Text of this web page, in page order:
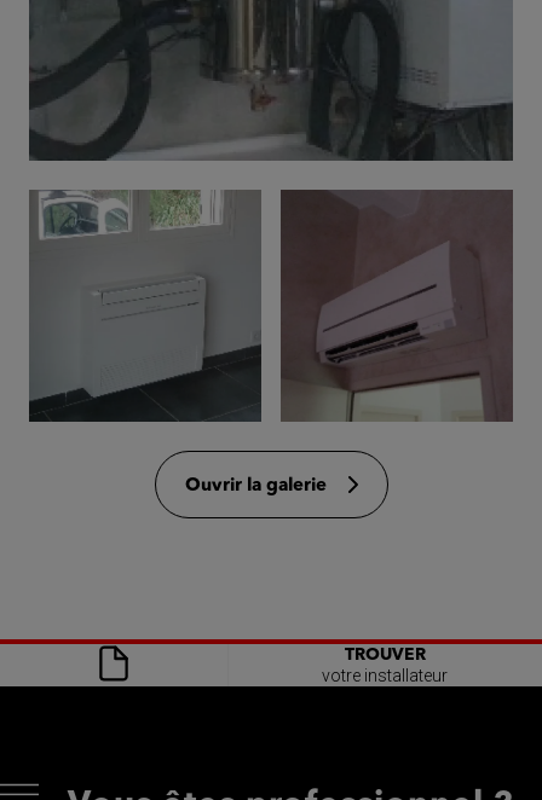
Ouvrir la galerie
TROUVER
votre installateur